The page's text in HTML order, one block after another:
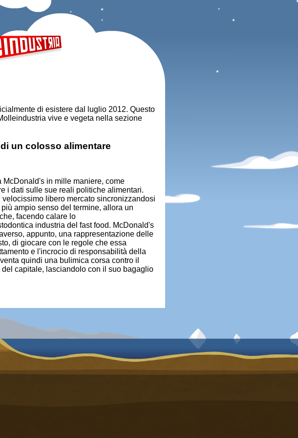
di esistere dal luglio 2012. Questo
vive e vegeta nella sezione
un colosso alimentare
in mille maniere, come
i dati sulle sue reali politiche alimentari.
libero mercato sincronizzandosi
ampio senso del termine, allora un
facendo calare lo
industria del fast food. McDonald's
appunto, una rappresentazione delle
di giocare con le regole che essa
e l'incrocio di responsabilità della
quindi una bulimica corsa contro il
capitale, lasciandolo con il suo bagaglio